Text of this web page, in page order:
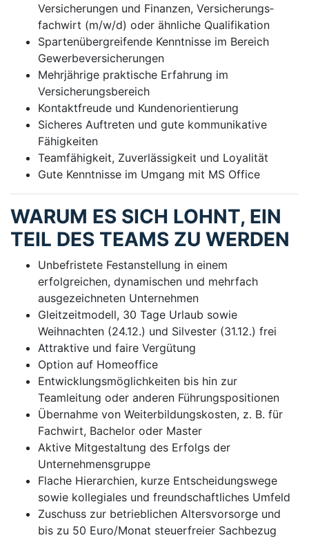
Versicherungen und Finanzen, Versicherungs­
fachwirt (m/w/d) oder ähnliche Qualifikation
Spartenübergreifende Kenntnisse im Bereich
Gewerbeversicherungen
Mehrjährige praktische Erfahrung im
Versicherungsbereich
Kontaktfreude und Kundenorientierung
Sicheres Auftreten und gute kommunikative
Fähigkeiten
Teamfähigkeit, Zuverlässigkeit und Loyalität
Gute Kenntnisse im Umgang mit MS Office
WARUM ES SICH LOHNT, EIN
TEIL DES TEAMS ZU WERDEN
Unbefristete Festanstellung in einem
erfolgreichen, dynamischen und mehrfach
ausgezeichneten Unternehmen
Gleitzeitmodell, 30 Tage Urlaub sowie
Weihnachten (24.12.) und Silvester (31.12.) frei
Attraktive und faire Vergütung
Option auf Homeoffice
Entwicklungsmöglichkeiten bis hin zur
Teamleitung oder anderen Führungspositionen
Übernahme von Weiterbildungskosten, z. B. für
Fachwirt, Bachelor oder Master
Aktive Mitgestaltung des Erfolgs der
Unternehmensgruppe
Flache Hierarchien, kurze Entscheidungswege
sowie kollegiales und freundschaftliches Umfeld
Zuschuss zur betrieblichen Altersvorsorge und
bis zu 50 Euro/Monat steuerfreier Sachbezug